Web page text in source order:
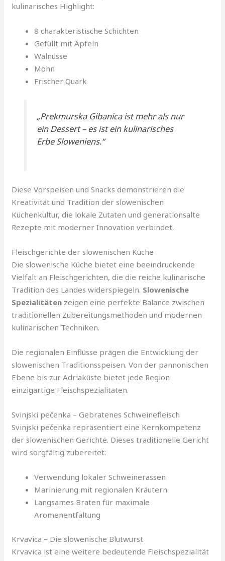
kulinarisches Highlight:
8 charakteristische Schichten
Gefüllt mit Äpfeln
Walnüsse
Mohn
Frischer Quark
„Prekmurska Gibanica ist mehr als nur
ein Dessert – es ist ein kulinarisches
Erbe Sloweniens.“
Diese Vorspeisen und Snacks demonstrieren die
Kreativität und Tradition der slowenischen
Küchenkultur, die lokale Zutaten und generationsalte
Rezepte mit moderner Innovation verbindet.
Fleischgerichte der slowenischen Küche
Die slowenische Küche bietet eine beeindruckende
Vielfalt an Fleischgerichten, die die reiche kulinarische
Tradition des Landes widerspiegeln. Slowenische
Spezialitäten zeigen eine perfekte Balance zwischen
traditionellen Zubereitungsmethoden und modernen
kulinarischen Techniken.
Die regionalen Einflüsse prägen die Entwicklung der
slowenischen Traditionsspeisen. Von der pannonischen
Ebene bis zur Adriaküste bietet jede Region
einzigartige Fleischspezialitäten.
Svinjski pečenka – Gebratenes Schweinefleisch
Svinjski pečenka repräsentiert eine Kernkompetenz
der slowenischen Gerichte. Dieses traditionelle Gericht
wird sorgfältig zubereitet:
Verwendung lokaler Schweinerassen
Marinierung mit regionalen Kräutern
Langsames Braten für maximale
Aromenentfaltung
Krvavica – Die slowenische Blutwurst
Krvavica ist eine weitere bedeutende Fleischspezialität